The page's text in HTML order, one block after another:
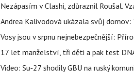
Nezápasím v Clashi, zdůraznil Roušal.
Andrea Kalivodová ukázala svůj
Vosy jsou v srpnu nejnebezpečnější:
17 let manželství, tři děti a pak test
Video: Su-27 shodily GBU na ruský